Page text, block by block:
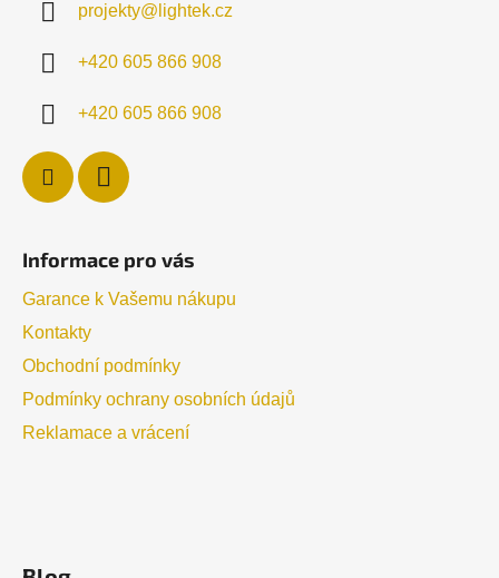
projekty@ lightek.cz
+420 605 866 908
+420 605 866 908
Informace pro vás
Garance k Vašemu nákupu
Kontakty
Obchodní podmínky
Podmínky ochrany osobních údajů
Reklamace a vrácení